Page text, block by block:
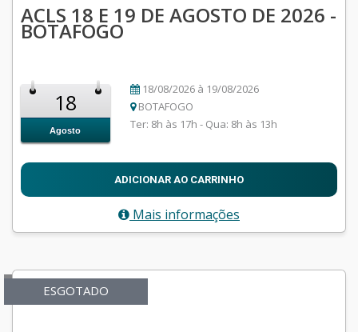
ACLS 18 E 19 DE AGOSTO DE 2026 -
BOTAFOGO
18
Agosto
18/08/2026 à 19/08/2026
BOTAFOGO
Ter: 8h às 17h - Qua: 8h às 13h
ADICIONAR AO CARRINHO
Mais informações
ESGOTADO